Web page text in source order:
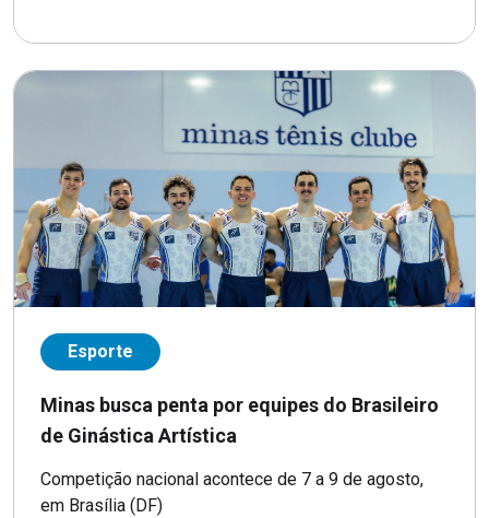
Esporte
Minas busca penta por equipes do Brasileiro
de Ginástica Artística
Competição nacional acontece de 7 a 9 de agosto,
em Brasília (DF)